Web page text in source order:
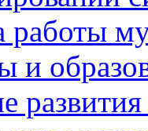
работы
и